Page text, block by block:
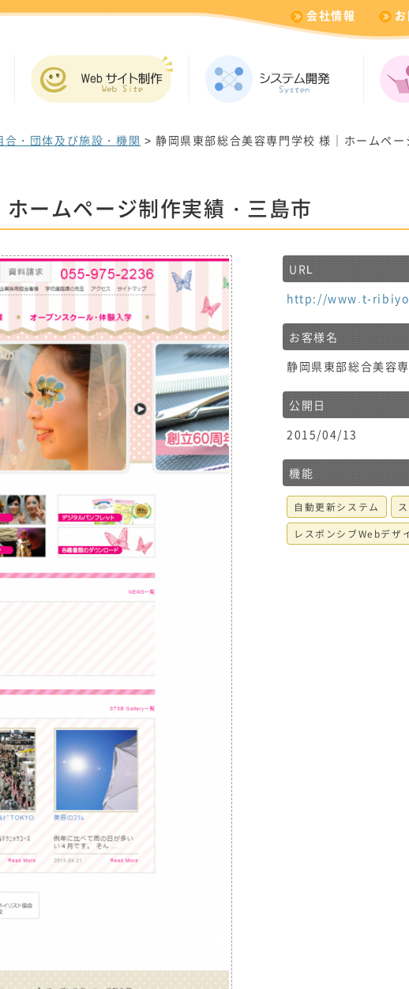
会社情報
合・団体及び施設・機関 > 静岡県東部総合美容専門学校 様｜ホームペ
ームページ制作実績・三島市
URL
http://www.t-
お客様名
静岡県東部総合美容
公開日
2015/04/13
機能
自動更新システム
レスポンシブWebデザ